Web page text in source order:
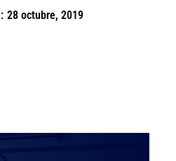
28 octubre, 2019